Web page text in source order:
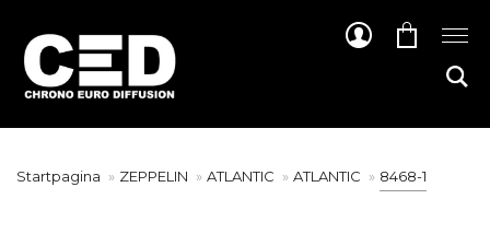
Startpagina ZEPPELIN ATLANTIC ATLANTIC 8468-1